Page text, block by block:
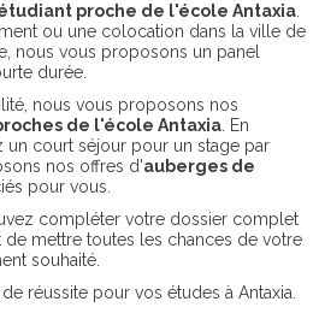
proche de l'école Antaxia
ou une colocation dans la ville de
nous vous proposons un panel
durée.
nous vous proposons nos
de l'école Antaxia . En
un court séjour pour un stage par
nos offres d'auberges de
pour vous.
compléter votre dossier complet
mettre toutes les chances de votre
souhaité.
réussite pour vos études à Antaxia.